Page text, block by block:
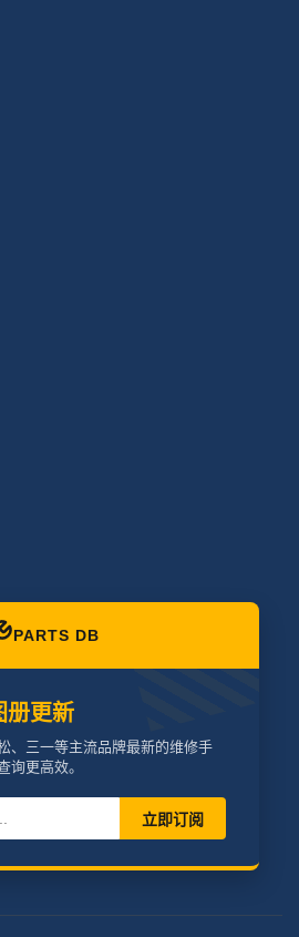
PARTS DB
册更新
、三一等主流品牌最新的维修手
询更高效。
立即订阅